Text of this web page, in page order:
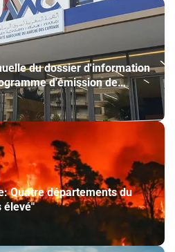
du dossier d'information
d'émission de
Quatre départements du
élevé"